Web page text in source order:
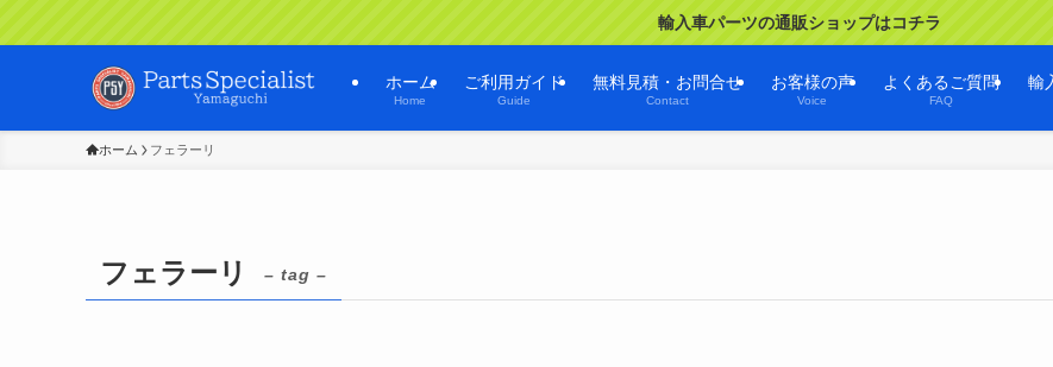
輸入車パーツの通販ショップはコチラ
ホーム
Home
ご利用ガイド
Guide
無料見積・お問合せ
Contact
お客様の声
Voice
よくあるご質問
FAQ
輸
ホーム フェラーリ
フェラーリ – tag –